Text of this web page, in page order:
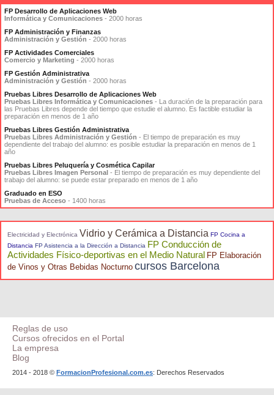
FP Desarrollo de Aplicaciones Web
Informática y Comunicaciones - 2000 horas
FP Administración y Finanzas
Administración y Gestión - 2000 horas
FP Actividades Comerciales
Comercio y Marketing - 2000 horas
FP Gestión Administrativa
Administración y Gestión - 2000 horas
Pruebas Libres Desarrollo de Aplicaciones Web
Pruebas Libres Informática y Comunicaciones - La duración de la preparación para
las Pruebas Libres depende del tiempo que estudie el alumno. Es factible estudiar la
preparación en menos de 1 año
Pruebas Libres Gestión Administrativa
Pruebas Libres Administración y Gestión - El tiempo de preparación es muy
dependiente del trabajo del alumno: es posible estudiar la preparación en menos de 1
año
Pruebas Libres Peluquería y Cosmética Capilar
Pruebas Libres Imagen Personal - El tiempo de preparación es muy dependiente del
trabajo del alumno: se puede estar preparado en menos de 1 año
Graduado en ESO
Pruebas de Acceso - 1400 horas
Electricidad y Electrónica Vidrio y Cerámica a Distancia FP Cocina a
Distancia FP Asistencia a la Dirección a Distancia FP Conducción de
Actividades Físico-deportivas en el Medio Natural FP Elaboración
de Vinos y Otras Bebidas Nocturno cursos Barcelona
Reglas de uso
Cursos ofrecidos en el Portal
La empresa
Blog
2014 - 2018 © FormacionProfesional.com.es: Derechos Reservados